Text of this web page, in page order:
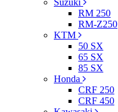
Suzuki
RM 250
RM-Z250
KTM
50 SX
65 SX
85 SX
Honda
CRF 250
CRF 450